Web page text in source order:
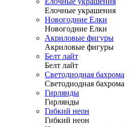
Елочные украшения
Новогодние Елки
Новогодние Елки
Акриловые фигуры
Акриловые фигуры
Белт лайт
Белт лайт
Светодиодная бахрома
Светодиодная бахрома
Гирлянды
Гирлянды
Гибкий неон
Гибкий неон